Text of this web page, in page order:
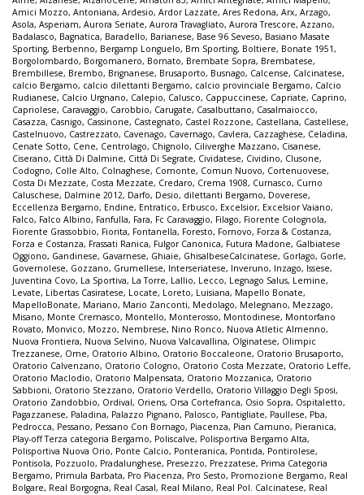
Amici Mozzo, Antoniana, Ardesio, Ardor Lazzate, Ares Redona, Arx, Arzago,
Asola, Asperiam, Aurora Seriate, Aurora Travagliato, Aurora Trescore, Azzano,
Badalasco, Bagnatica, Baradello, Barianese, Base 96 Seveso, Basiano Masate
Sporting, Berbenno, Bergamp Longuelo, Bm Sporting, Boltiere, Bonate 1951,
Borgolombardo, Borgomanero, Bornato, Brembate Sopra, Brembatese,
Brembillese, Brembo, Brignanese, Brusaporto, Busnago, Calcense, Calcinatese,
calcio Bergamo, calcio dilettanti Bergamo, calcio provinciale Bergamo, Calcio
Rudianese, Calcio Urgnano, Calepio, Calusco, Cappuccinese, Capriate, Caprino,
Capriolese, Caravaggio, Carobbio, Carugate, Casalbuttano, Casalmaiocco,
Casazza, Casnigo, Cassinone, Castegnato, Castel Rozzone, Castellana, Castellese,
Castelnuovo, Castrezzato, Cavenago, Cavernago, Cavlera, Cazzaghese, Celadina,
Cenate Sotto, Cene, Centrolago, Chignolo, Ciliverghe Mazzano, Cisanese,
Ciserano, Città Di Dalmine, Città Di Segrate, Cividatese, Cividino, Clusone,
Codogno, Colle Alto, Colnaghese, Comonte, Comun Nuovo, Cortenuovese,
Costa Di Mezzate, Costa Mezzate, Credaro, Crema 1908, Curnasco, Curno
Caluschese, Dalmine 2012, Darfo, Desio, dilettanti Bergamo, Doverese,
Eccellenza Bergamo, Endine, Entratico, Erbusco, Excelsior, Excelsior Vaiano,
Falco, Falco Albino, Fanfulla, Fara, Fc Caravaggio, Filago, Fiorente Colognola,
Fiorente Grassobbio, Fiorita, Fontanella, Foresto, Fornovo, Forza & Costanza,
Forza e Costanza, Frassati Ranica, Fulgor Canonica, Futura Madone, Galbiatese
Oggiono, Gandinese, Gavarnese, Ghiaie, GhisalbeseCalcinatese, Gorlago, Gorle,
Governolese, Gozzano, Grumellese, Interseriatese, Inveruno, Inzago, Issese,
Juventina Covo, La Sportiva, La Torre, Lallio, Lecco, Legnago Salus, Lemine,
Levate, Libertas Casiratese, Locate, Loreto, Luisiana, Mapello Bonate,
MapelloBonate, Mariano, Mario Zanconti, Medolago, Melegnano, Mezzago,
Misano, Monte Cremasco, Montello, Monterosso, Montodinese, Montorfano
Rovato, Monvico, Mozzo, Nembrese, Nino Ronco, Nuova Atletic Almenno,
Nuova Frontiera, Nuova Selvino, Nuova Valcavallina, Olginatese, Olimpic
Trezzanese, Ome, Oratorio Albino, Oratorio Boccaleone, Oratorio Brusaporto,
Oratorio Calvenzano, Oratorio Cologno, Oratorio Costa Mezzate, Oratorio Leffe,
Oratorio Maclodio, Oratorio Malpensata, Oratorio Mozzanica, Oratorio
Sabbioni, Oratorio Stezzano, Oratorio Verdello, Oratorio Villaggio Degli Sposi,
Oratorio Zandobbio, Ordival, Oriens, Orsa Cortefranca, Osio Sopra, Ospitaletto,
Pagazzanese, Paladina, Palazzo Pignano, Palosco, Pantigliate, Paullese, Pba,
Pedrocca, Pessano, Pessano Con Bornago, Piacenza, Pian Camuno, Pieranica,
Play-off Terza categoria Bergamo, Poliscalve, Polisportiva Bergamo Alta,
Polisportiva Nuova Orio, Ponte Calcio, Ponteranica, Pontida, Pontirolese,
Pontisola, Pozzuolo, Pradalunghese, Presezzo, Prezzatese, Prima Categoria
Bergamo, Primula Barbata, Pro Piacenza, Pro Sesto, Promozione Bergamo, Real
Bolgare, Real Borgogna, Real Casal, Real Milano, Real Pol. Calcinatese, Real